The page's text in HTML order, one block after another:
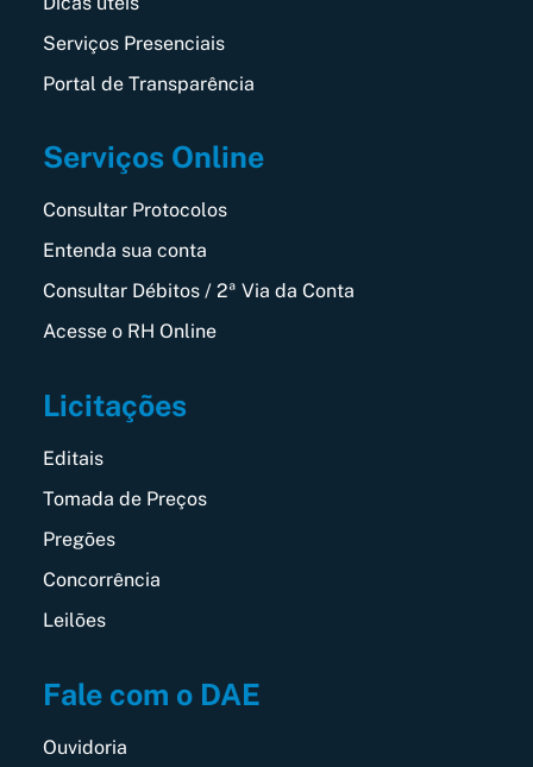
Serviços Presenciais
Portal de Transparência
Serviços Online
Consultar Protocolos
Entenda sua conta
Consultar Débitos / 2ª Via da Conta
Acesse o RH Online
Licitações
Editais
Tomada de Preços
Pregões
Concorrência
Leilões
Fale com o DAE
Ouvidoria